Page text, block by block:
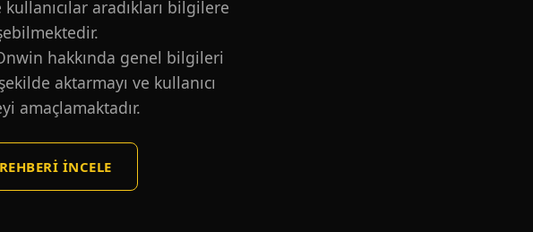
aradıkları bilgilere
hakkında genel bilgileri
aktarmayı ve kullanıcı
amaçlamaktadır.
İNCELE